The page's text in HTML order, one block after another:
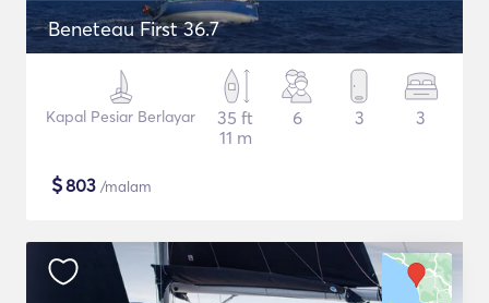
Beneteau First 36.7
Kapal Pesiar Berlayar
35 ft
11 m
6 3 3
$803 /malam